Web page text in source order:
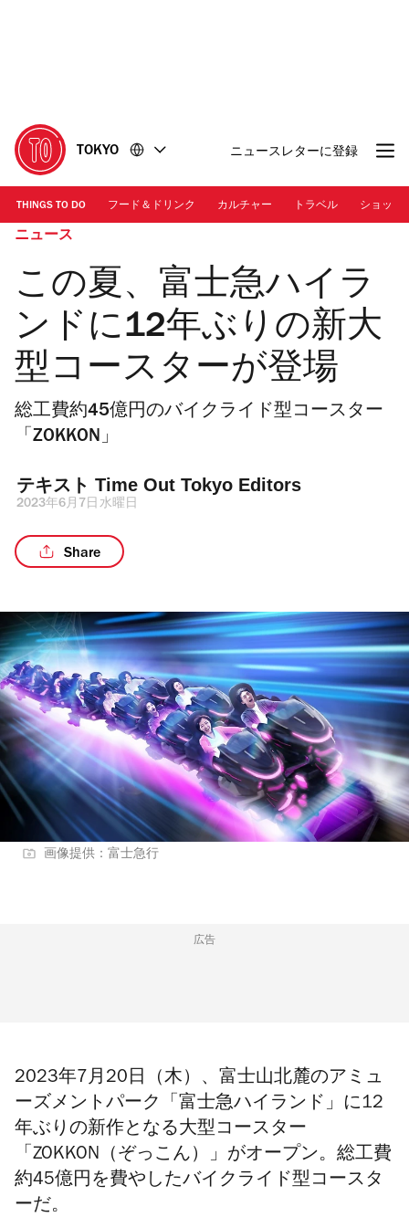
に
移
動
移
動
TOKYO ニュースレターに登録
THINGS TO DO フード＆ドリンク カルチャー トラベル ショッピ
ニュース
この夏、富士急ハイラ
ンドに12年ぶりの新大
型コースターが登場
総工費約45億円のバイクライド型コースター
「ZOKKON」
テキスト Time Out Tokyo Editors
2023年6月7日水曜日
Share
画像提供：富士急行
広告
2023年7月20日（木）、富士山北麓のアミュ
ーズメントパーク「富士急ハイランド」に12
年ぶりの新作となる大型コースター
「ZOKKON（ぞっこん）」がオープン。総工費
約45億円を費やしたバイクライド型コースタ
ーだ。